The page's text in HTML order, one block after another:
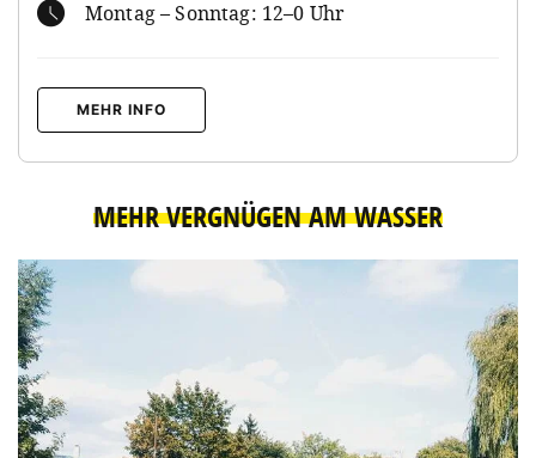
Montag – Sonntag: 12–0 Uhr
MEHR INFO
MEHR VERGNÜGEN AM WASSER